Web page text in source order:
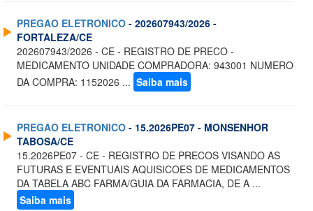
PREGAO ELETRONICO - 202607943/2026 -
FORTALEZA/CE
202607943/2026 - CE - REGISTRO DE PRECO -
MEDICAMENTO UNIDADE COMPRADORA: 943001 NUMERO
DA COMPRA: 1152026 ... Saiba mais
PREGAO ELETRONICO - 15.2026PE07 - MONSENHOR
TABOSA/CE
15.2026PE07 - CE - REGISTRO DE PRECOS VISANDO AS
FUTURAS E EVENTUAIS AQUISICOES DE MEDICAMENTOS
DA TABELA ABC FARMA/GUIA DA FARMACIA, DE A ...
Saiba mais